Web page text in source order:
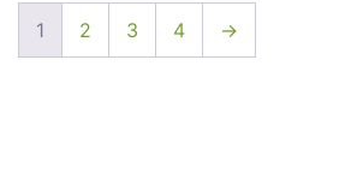
1 2 3 4 →